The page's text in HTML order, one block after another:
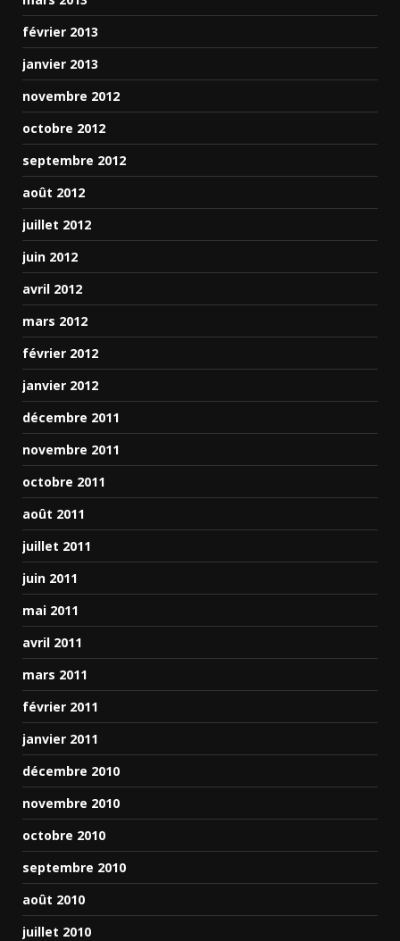
février 2013
janvier 2013
novembre 2012
octobre 2012
septembre 2012
août 2012
juillet 2012
juin 2012
avril 2012
mars 2012
février 2012
janvier 2012
décembre 2011
novembre 2011
octobre 2011
août 2011
juillet 2011
juin 2011
mai 2011
avril 2011
mars 2011
février 2011
janvier 2011
décembre 2010
novembre 2010
octobre 2010
septembre 2010
août 2010
juillet 2010